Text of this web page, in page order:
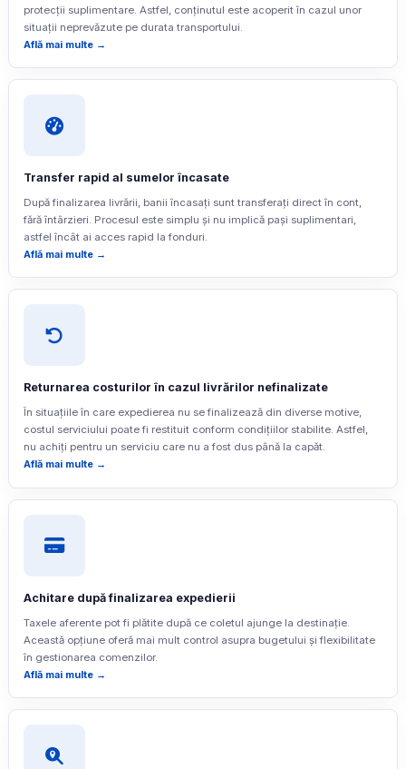
protecții suplimentare. Astfel, conținutul este acoperit în cazul unor
situații neprevăzute pe durata transportului.
Află mai multe →
Transfer rapid al sumelor încasate
După finalizarea livrării, banii încasați sunt transferați direct în cont,
fără întârzieri. Procesul este simplu și nu implică pași suplimentari,
astfel încât ai acces rapid la fonduri.
Află mai multe →
Returnarea costurilor în cazul livrărilor nefinalizate
În situațiile în care expedierea nu se finalizează din diverse motive,
costul serviciului poate fi restituit conform condițiilor stabilite. Astfel,
nu achiți pentru un serviciu care nu a fost dus până la capăt.
Află mai multe →
Achitare după finalizarea expedierii
Taxele aferente pot fi plătite după ce coletul ajunge la destinație.
Această opțiune oferă mai mult control asupra bugetului și flexibilitate
în gestionarea comenzilor.
Află mai multe →